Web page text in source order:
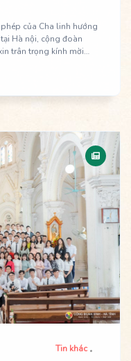
của Cha linh hướng
Hà nội, cộng đoàn
trân trọng kính mời
anh chị em Cộng
lễ, cũng là là dịp để
Tin khác